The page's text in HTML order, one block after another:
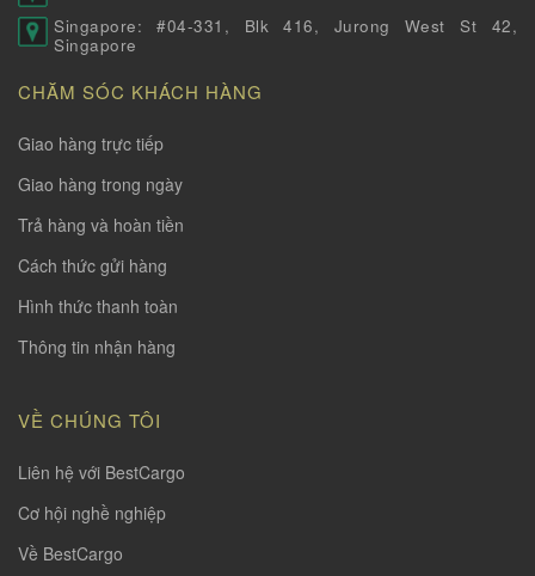
Singapore: #04-331, Blk 416, Jurong West St 42,
Singapore
CHĂM SÓC KHÁCH HÀNG
Giao hàng trực tiếp
Giao hàng trong ngày
Trả hàng và hoàn tiền
Cách thức gửi hàng
Hình thức thanh toàn
Thông tin nhận hàng
VỀ CHÚNG TÔI
Liên hệ với BestCargo
Cơ hội nghề nghiệp
Về BestCargo